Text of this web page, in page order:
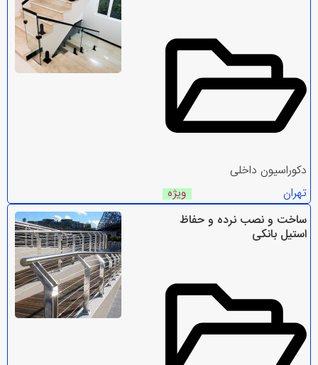
دکوراسیون داخلی
تهران
ویژه
ساخت و نصب نرده و حفاظ
استیل بانکی